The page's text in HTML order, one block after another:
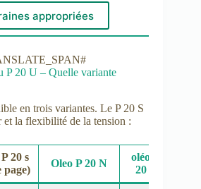
appropriées
P 20 U – Quelle variante
en trois variantes. Le P 20 S
la flexibilité de la tension :
20 s
page)
Oleo P 20 N
oléo p
20 u